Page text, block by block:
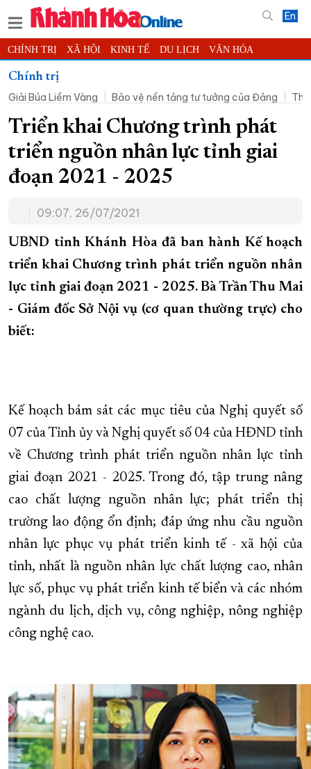
En
CHÍNH TRỊ XÃ HỘI KINH TẾ DU LỊCH VĂN HÓA
THỂ THAO
KHOA HỌC - CÔNG NGHỆ PHÁP LUẬT BẠN ĐỌC PHÓNG SỰ
THẾ GIỚI MULTIMEDIA VIDEO ĐỌC BÁO ONLINE
PODCAST THÔNG TIN - QUẢNG CÁO
QUY HOẠCH TỈNH KHÁNH HÒA
CHUNG TAY CẢI CÁCH HÀNH CHÍNH
XÂY DỰNG NÔNG THÔN MỚI LỊCH CẮT ĐIỆN
TÀU - XE - MÁY BAY
KỶ NIỆM 370 NĂM XÂY DỰNG VÀ PHÁT TRIỂN TỈNH KHÁNH HÒA
KHOẢNH KHẮC ĐẸP XỨ TRẦM
XÂY DỰNG KHÁNH HÒA TRỞ THÀNH THÀNH PHỐ TRỰC THUỘC
Chính trị
Giải Búa Liềm Vàng
Bảo vệ nền tảng tư tưởng của Đảng
Triển khai Chương trình phát
triển nguồn nhân lực tỉnh giai
đoạn 2021 - 2025
09:07, 26/07/2021
UBND tỉnh Khánh Hòa đã ban hành Kế hoạch
triển khai Chương trình phát triển nguồn nhân
lực tỉnh giai đoạn 2021 - 2025. Bà Trần Thu Mai
- Giám đốc Sở Nội vụ (cơ quan thường trực) cho
biết:
Kế hoạch bám sát các mục tiêu của Nghị quyết số
07 của Tỉnh ủy và Nghị quyết số 04 của HĐND tỉnh
về Chương trình phát triển nguồn nhân lực tỉnh
giai đoạn 2021 - 2025. Trong đó, tập trung nâng
cao chất lượng nguồn nhân lực; phát triển thị
trường lao động ổn định; đáp ứng nhu cầu nguồn
nhân lực phục vụ phát triển kinh tế - xã hội của
tỉnh, nhất là nguồn nhân lực chất lượng cao, nhân
lực số, phục vụ phát triển kinh tế biển và các nhóm
ngành du lịch, dịch vụ, công nghiệp, nông nghiệp
công nghệ cao.